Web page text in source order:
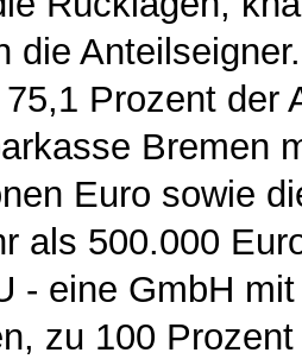
die
Prozent der
Bremen
Euro sowie
als 500.000
- eine GmbH
zu 100